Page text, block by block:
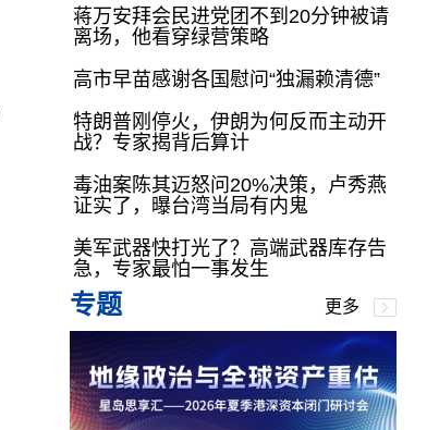
蒋万安拜会民进党团不到20分钟被请
离场，他看穿绿营策略
高市早苗感谢各国慰问“独漏赖清德”
特朗普刚停火，伊朗为何反而主动开
战？专家揭背后算计
毒油案陈其迈怒问20%决策，卢秀燕
证实了，曝台湾当局有内鬼
美军武器快打光了？高端武器库存告
急，专家最怕一事发生
专题 更多